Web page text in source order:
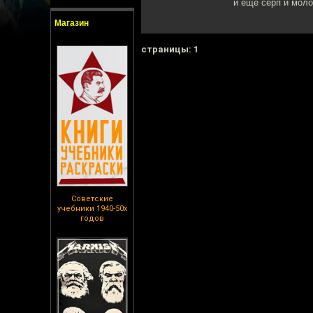
Магазин
Советские
учебники 1940-50х
годов
и ещё серп и
cтраницы: 1